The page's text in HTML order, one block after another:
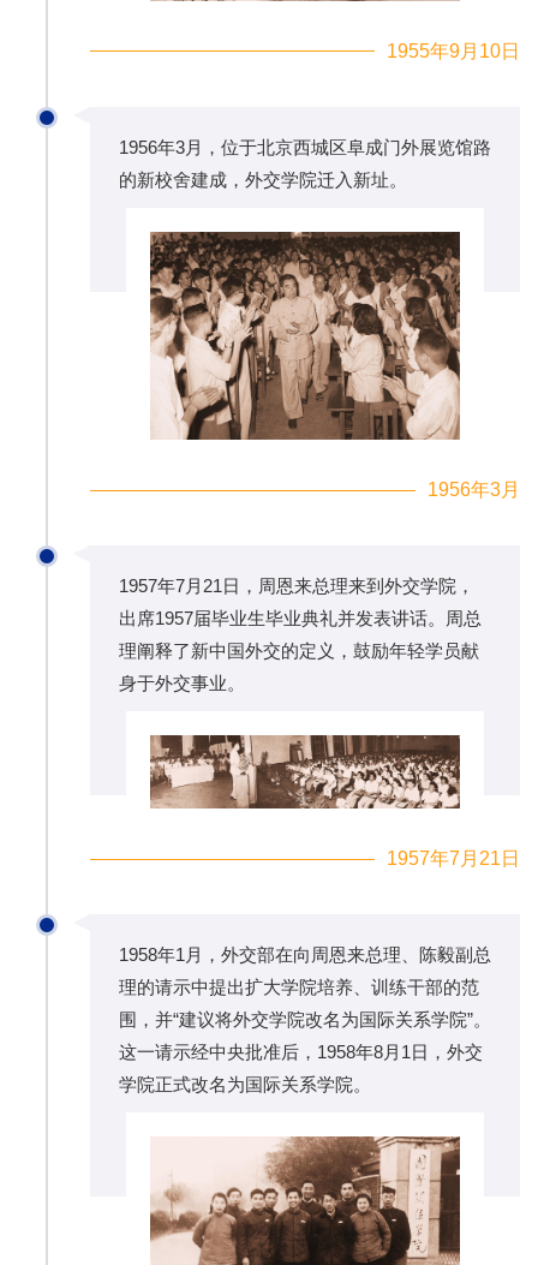
1955年9月10日
1956年3月，位于北京西城区阜成门外展览馆路
的新校舍建成，外交学院迁入新址。
1956年3月
1957年7月21日，周恩来总理来到外交学院，
出席1957届毕业生毕业典礼并发表讲话。周总
理阐释了新中国外交的定义，鼓励年轻学员献
身于外交事业。
1957年7月21日
1958年1月，外交部在向周恩来总理、陈毅副总
理的请示中提出扩大学院培养、训练干部的范
围，并“建议将外交学院改名为国际关系学院”。
这一请示经中央批准后，1958年8月1日，外交
学院正式改名为国际关系学院。